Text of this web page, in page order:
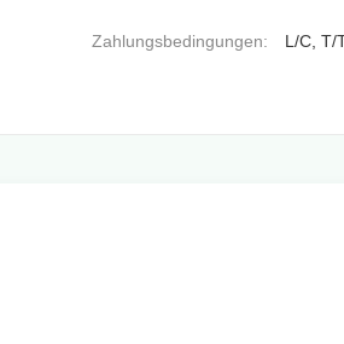
Zahlungsbedingungen: L/C, T/